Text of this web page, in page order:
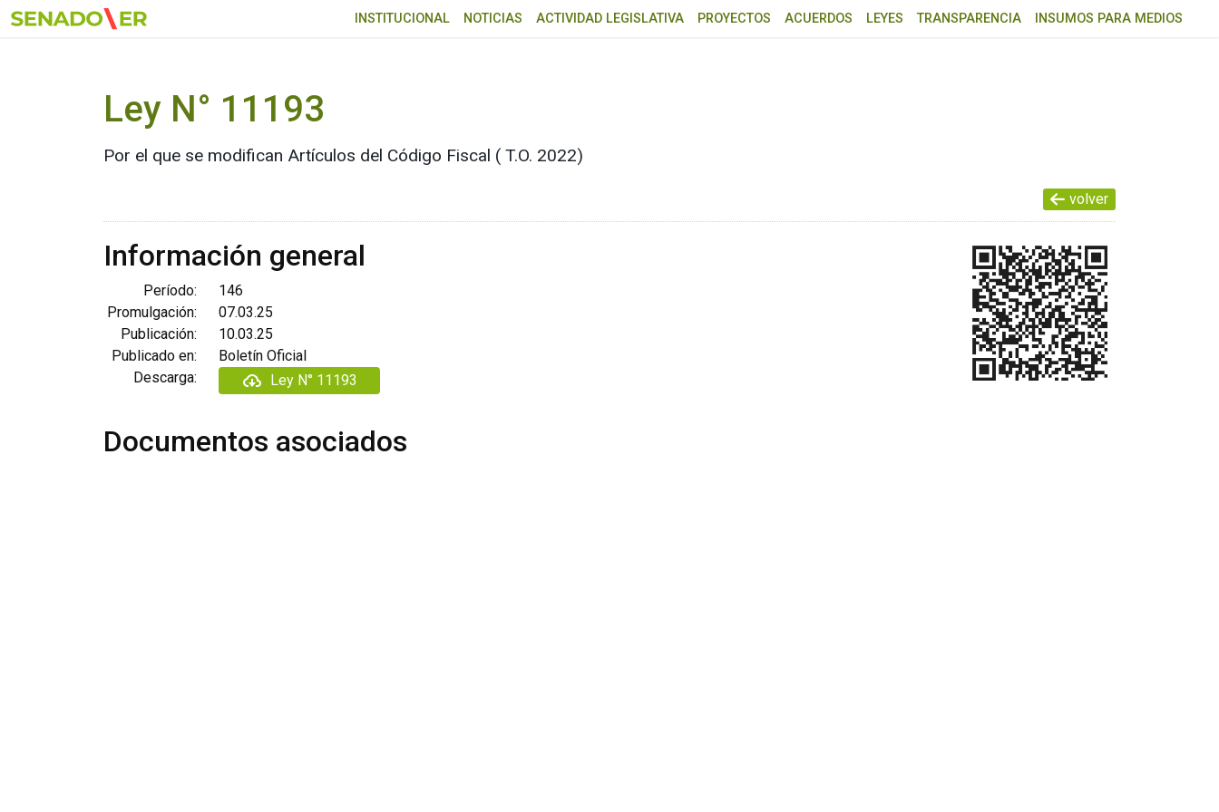
Ir al menú principal
INSTITUCIONAL NOTICIAS ACTIVIDAD LEGISLATIVA PROYECTOS ACUERDOS LEYES TRANSPARENCIA INSUMOS PARA MEDIOS
Ley N° 11193
Por el que se modifican Artículos del Código Fiscal ( T.O. 2022)
volver
Información general
Período:
146
Promulgación:
07.03.25
Publicación:
10.03.25
Publicado en:
Boletín Oficial
Descarga:
Ley N° 11193
Documentos asociados